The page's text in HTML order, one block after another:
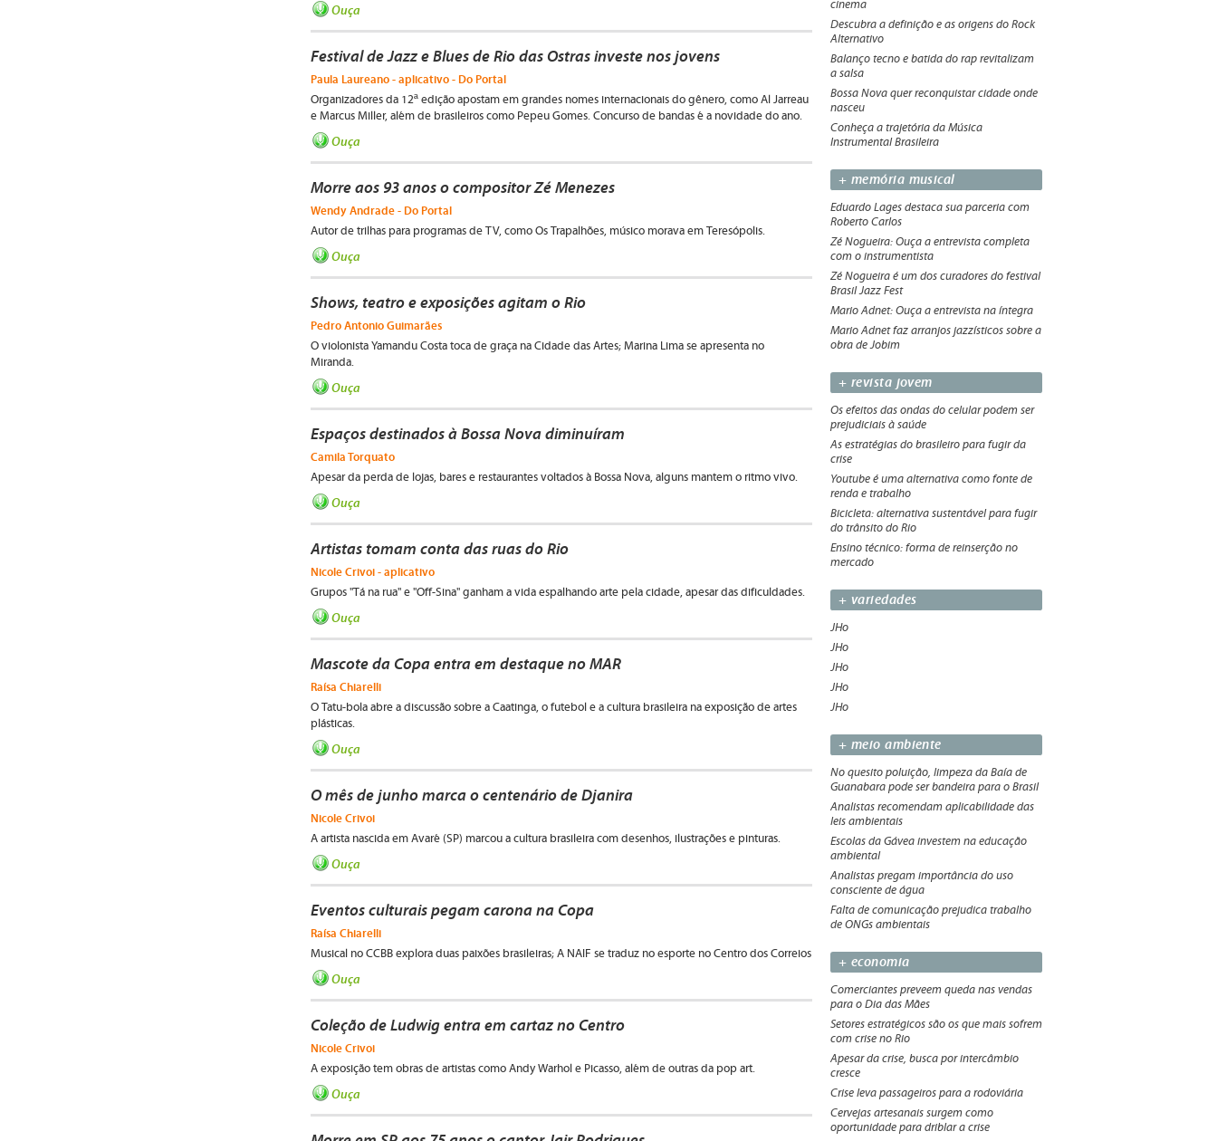
Ouça
Festival de Jazz e Blues de Rio das Ostras investe nos jovens
Paula Laureano - aplicativo - Do Portal
Organizadores da 12ª edição apostam em grandes nomes internacionais do gênero, como Al Jarreau
e Marcus Miller, além de brasileiros como Pepeu Gomes. Concurso de bandas é a novidade do ano.
Ouça
Morre aos 93 anos o compositor Zé Menezes
Wendy Andrade - Do Portal
Autor de trilhas para programas de TV, como Os Trapalhões, músico morava em Teresópolis.
Ouça
Shows, teatro e exposições agitam o Rio
Pedro Antonio Guimarães
O violonista Yamandu Costa toca de graça na Cidade das Artes; Marina Lima se apresenta no
Miranda.
Ouça
Espaços destinados à Bossa Nova diminuíram
Camila Torquato
Apesar da perda de lojas, bares e restaurantes voltados à Bossa Nova, alguns mantem o ritmo vivo.
Ouça
Artistas tomam conta das ruas do Rio
Nicole Crivoi - aplicativo
Grupos "Tá na rua" e "Off-Sina" ganham a vida espalhando arte pela cidade, apesar das dificuldades.
Ouça
Mascote da Copa entra em destaque no MAR
Raísa Chiarelli
O Tatu-bola abre a discussão sobre a Caatinga, o futebol e a cultura brasileira na exposição de artes
plásticas.
Ouça
O mês de junho marca o centenário de Djanira
Nicole Crivoi
A artista nascida em Avaré (SP) marcou a cultura brasileira com desenhos, ilustrações e pinturas.
Ouça
Eventos culturais pegam carona na Copa
Raísa Chiarelli
Musical no CCBB explora duas paixões brasileiras; A NAIF se traduz no esporte no Centro dos Correios
Ouça
Coleção de Ludwig entra em cartaz no Centro
Nicole Crivoi
A exposição tem obras de artistas como Andy Warhol e Picasso, além de outras da pop art.
Ouça
cinema
Descubra a definição e as origens do Rock
Alternativo
Balanço tecno e batida do rap revitalizam
a salsa
Bossa Nova quer reconquistar cidade onde
nasceu
Conheça a trajetória da Música
Instrumental Brasileira
+ memória musical
Eduardo Lages destaca sua parceria com
Roberto Carlos
Zé Nogueira: Ouça a entrevista completa
com o instrumentista
Zé Nogueira é um dos curadores do festival
Brasil Jazz Fest
Mario Adnet: Ouça a entrevista na íntegra
Mario Adnet faz arranjos jazzísticos sobre a
obra de Jobim
+ revista jovem
Os efeitos das ondas do celular podem ser
prejudiciais à saúde
As estratégias do brasileiro para fugir da
crise
Youtube é uma alternativa como fonte de
renda e trabalho
Bicicleta: alternativa sustentável para fugir
do trânsito do Rio
Ensino técnico: forma de reinserção no
mercado
+ variedades
JHo
JHo
JHo
JHo
JHo
+ meio ambiente
No quesito poluição, limpeza da Baía de
Guanabara pode ser bandeira para o Brasil
Analistas recomendam aplicabilidade das
leis ambientais
Escolas da Gávea investem na educação
ambiental
Analistas pregam importância do uso
consciente de água
Falta de comunicação prejudica trabalho
de ONGs ambientais
+ economia
Comerciantes preveem queda nas vendas
para o Dia das Mães
Setores estratégicos são os que mais sofrem
com crise no Rio
Apesar da crise, busca por intercâmbio
cresce
Crise leva passageiros para a rodoviária
Cervejas artesanais surgem como
oportunidade para driblar a crise